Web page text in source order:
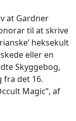
at Gardner
til at skrive
heksekult
eller en
Skyggebog,
fra det 16.
Magic”, af